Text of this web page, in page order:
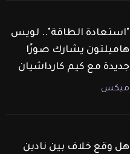
"استعادة الطاقة".. لويس
هاميلتون يشارك صورًا
جديدة مع كيم كارداشيان
ميكس
هل وقع خلاف بين نادين